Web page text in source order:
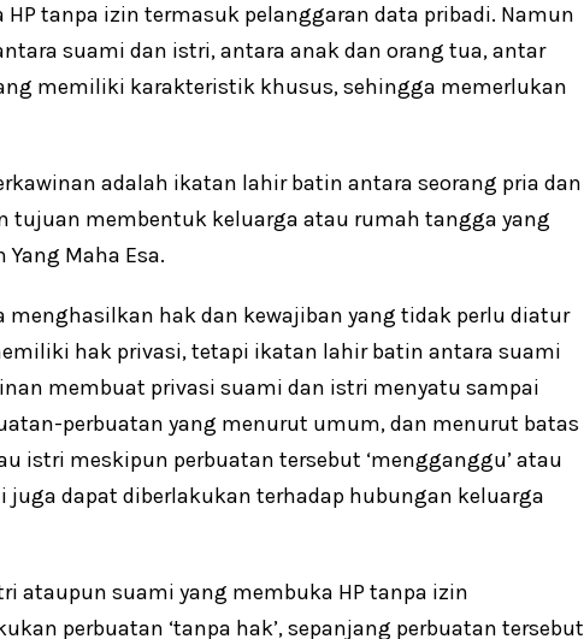
tanpa izin termasuk pelanggaran data pribadi. Namun
suami dan istri, antara anak dan orang tua, antar
memiliki karakteristik khusus, sehingga memerlukan
adalah ikatan lahir batin antara seorang pria dan
tujuan membentuk keluarga atau rumah tangga yang
Maha Esa.
hak dan kewajiban yang tidak perlu diatur
hak privasi, tetapi ikatan lahir batin antara suami
membuat privasi suami dan istri menyatu sampai
perbuatan yang menurut umum, dan menurut batas
istri meskipun perbuatan tersebut ‘mengganggu’ atau
juga dapat diberlakukan terhadap hubungan keluarga
ataupun suami yang membuka HP tanpa izin
perbuatan ‘tanpa hak’, sepanjang perbuatan tersebut